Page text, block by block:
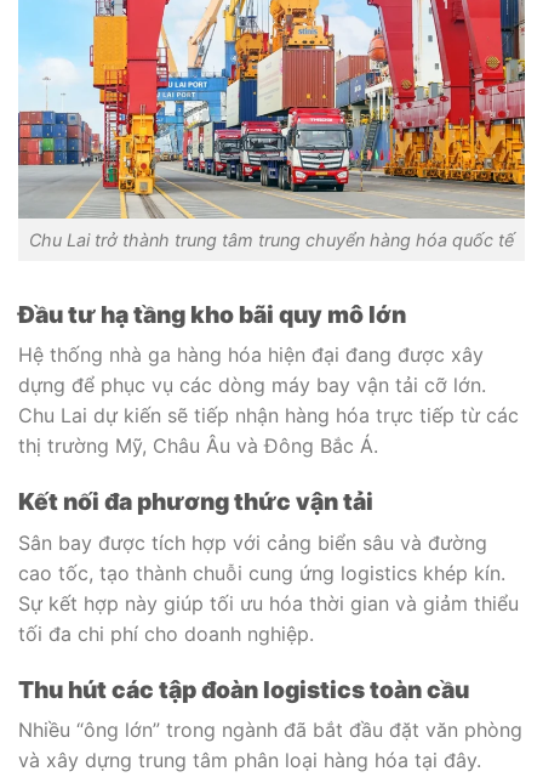
Chu Lai trở thành trung tâm trung chuyển hàng hóa quốc tế
Đầu tư hạ tầng kho bãi quy mô lớn
Hệ thống nhà ga hàng hóa hiện đại đang được xây
dựng để phục vụ các dòng máy bay vận tải cỡ lớn.
Chu Lai dự kiến sẽ tiếp nhận hàng hóa trực tiếp từ các
thị trường Mỹ, Châu Âu và Đông Bắc Á.
Kết nối đa phương thức vận tải
Sân bay được tích hợp với cảng biển sâu và đường
cao tốc, tạo thành chuỗi cung ứng logistics khép kín.
Sự kết hợp này giúp tối ưu hóa thời gian và giảm thiểu
tối đa chi phí cho doanh nghiệp.
Thu hút các tập đoàn logistics toàn cầu
Nhiều “ông lớn” trong ngành đã bắt đầu đặt văn phòng
và xây dựng trung tâm phân loại hàng hóa tại đây.